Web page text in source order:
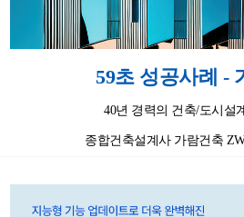
59초 성공사례 -
40년 경력의 건축/도시설
종합건축설계사 가람건축